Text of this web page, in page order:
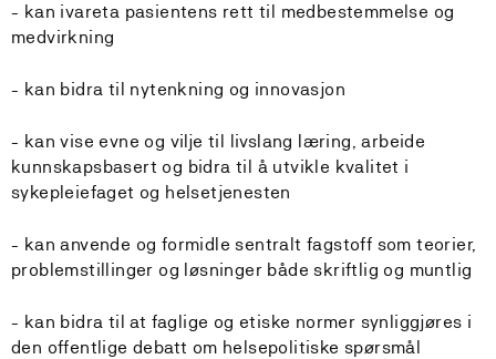
- kan ivareta pasientens rett til medbestemmelse og
medvirkning
- kan bidra til nytenkning og innovasjon
- kan vise evne og vilje til livslang læring, arbeide
kunnskapsbasert og bidra til å utvikle kvalitet i
sykepleiefaget og helsetjenesten
- kan anvende og formidle sentralt fagstoff som teorier,
problemstillinger og løsninger både skriftlig og muntlig
- kan bidra til at faglige og etiske normer synliggjøres i
den offentlige debatt om helsepolitiske spørsmål